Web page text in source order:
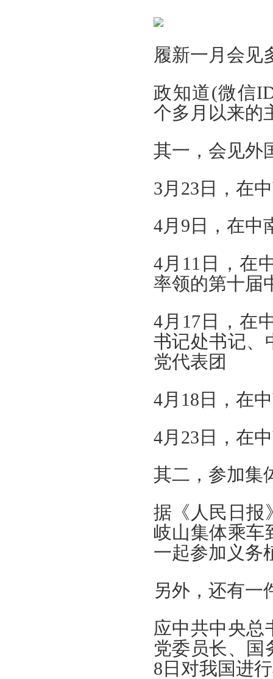
履新一月会见
政知道(微信
个多月以来的
其一，会见外
3月23日，在
4月9日，在中
4月11日，在
率领的第十届
4月17日，在
书记处书记、
党代表团
4月18日，在
4月23日，在
其二，参加集
据《人民日报
岐山集体乘车
一起参加义务
另外，还有一
应中共中央总
党委员长、国
8日对我国进